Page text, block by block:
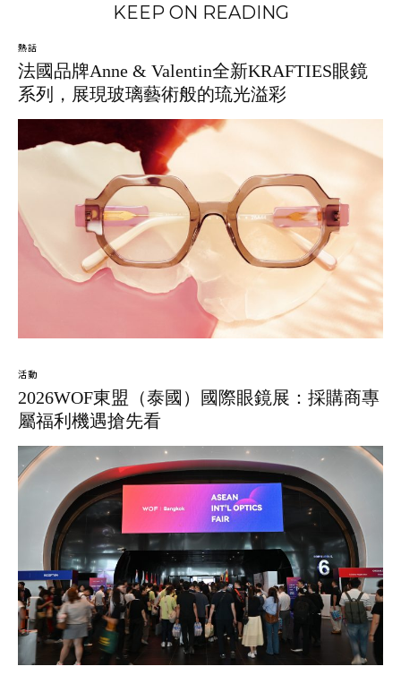
KEEP ON READING
熱話
法國品牌Anne & Valentin全新KRAFTIES眼鏡
系列，展現玻璃藝術般的琉光溢彩
活動
2026WOF東盟（泰國）國際眼鏡展：採購商專
屬福利機遇搶先看